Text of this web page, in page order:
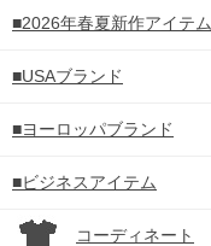
■2026年春夏新作アイテム
■USAブランド
■ヨーロッパブランド
■ビジネスアイテム
コーディネート